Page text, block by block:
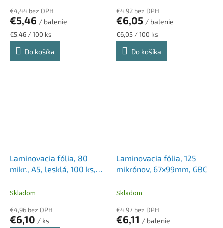
€4,44 bez DPH
€5,46 / balenie
Jednotková
cena:
€5,46 / 100 ks
Do košíka
€4,92 bez DPH
€6,05 / balenie
Jednotková
cena:
€6,05 / 100 ks
Do košíka
Laminovacia fólia, 80
mikr., A5, lesklá, 100 ks,
Skladom
€4,96 bez DPH
€6,10 / ks
Laminovacia fólia, 125
mikrónov, 67x99mm, GBC
Skladom
€4,97 bez DPH
€6,11 / balenie